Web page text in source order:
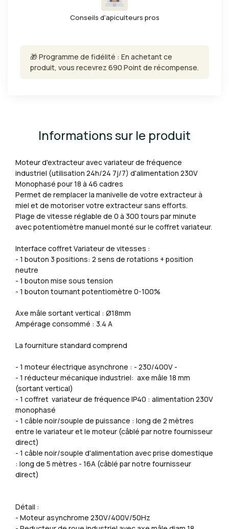
Conseils d'apiculteurs pros
🎁 Programme de fidélité : En achetant ce
produit, vous recevrez 690 Point de récompense.
Informations sur le produit
Moteur d'extracteur avec variateur de fréquence
industriel (utilisation 24h/24 7j/7) d'alimentation 230V
Monophasé pour 18 à 46 cadres
Permet de remplacer la manivelle de votre extracteur à
miel et de motoriser votre extracteur sans efforts.
Plage de vitesse réglable de 0 à 300 tours par minute
avec potentiomètre manuel monté sur le coffret variateur.
Interface coffret Variateur de vitesses :
- 1 bouton 3 positions: 2 sens de rotations + position
neutre
- 1 bouton mise sous tension
- 1 bouton tournant potentiomètre 0-100%
Axe mâle sortant vertical : Ø18mm
Ampérage consommé : 3.4 A
La fourniture standard comprend
- 1 moteur électrique asynchrone : - 230/400V -
- 1 réducteur mécanique industriel: axe mâle 18 mm
(sortant vertical)
- 1 coffret variateur de fréquence IP40 : alimentation 230V
monophasé
- 1 câble noir/souple de puissance : long de 2 mètres
entre le variateur et le moteur (câblé par notre fournisseur
direct)
- 1 câble noir/souple d'alimentation avec prise domestique
: long de 5 mètres - 16A (câblé par notre fournisseur
direct)
Détail :
- Moteur asynchrome 230V/400V/50Hz